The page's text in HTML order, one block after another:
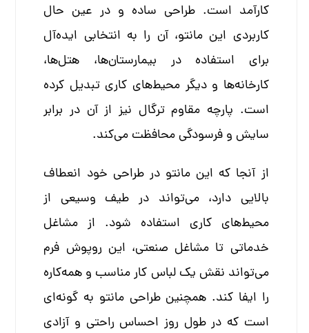
کارآمد است. طراحی ساده و در عین حال
کاربردی این مانتو، آن را به انتخابی ایده‌آل
برای استفاده در بیمارستان‌ها، هتل‌ها،
کارخانه‌ها و دیگر محیط‌های کاری تبدیل کرده
است. پارچه مقاوم ترگال نیز از آن در برابر
سایش و فرسودگی محافظت می‌کند.
از آنجا که این مانتو در طراحی خود انعطاف
بالایی دارد، می‌تواند در طیف وسیعی از
محیط‌های کاری استفاده شود. از مشاغل
خدماتی تا مشاغل صنعتی، این روپوش فرم
می‌تواند نقش یک لباس کار مناسب و همه‌کاره
را ایفا کند. همچنین طراحی مانتو به گونه‌ای
است که در طول روز احساس راحتی و آزادی